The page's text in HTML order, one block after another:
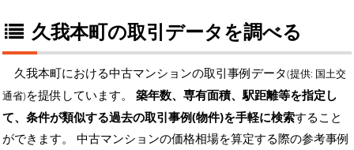
久我本町の取引データを調べる
久我本町における中古マンションの取引事例データ(提供: 国土交
通省)を提供しています。 築年数、専有面積、駅距離等を指定し
て、条件が類似する過去の取引事例(物件)を手軽に検索すること
ができます。 中古マンションの価格相場を算定する際の参考事例